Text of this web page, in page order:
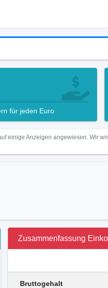
für jeden Euro
einige Anzeigen angewiesen. Wir
Zusammenfassung
Bruttogehalt